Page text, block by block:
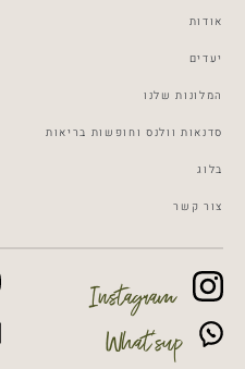
Global Surf
אודות
יעדים
המלונות שלנו
סדנאות וולנס וחופשות בריאות
בלוג
צור קשר
Instagram
What’sup